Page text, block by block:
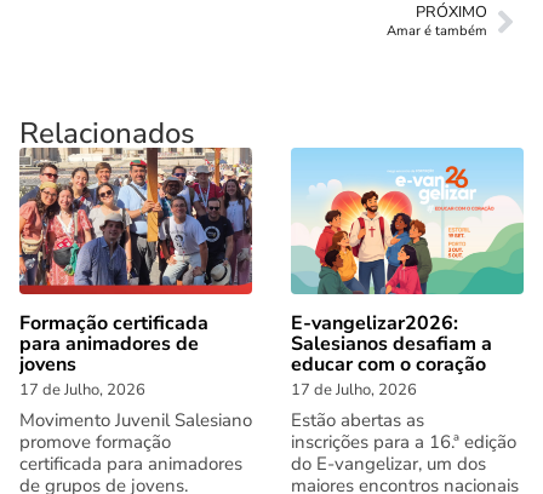
PRÓXIMO
Amar é também
Relacionados
Formação certificada
para animadores de
jovens
17 de Julho, 2026
Movimento Juvenil Salesiano
promove formação
certificada para animadores
de grupos de jovens.
E-vangelizar2026:
Salesianos desafiam a
educar com o coração
17 de Julho, 2026
Estão abertas as
inscrições para a 16.ª edição
do E-vangelizar, um dos
maiores encontros nacionais